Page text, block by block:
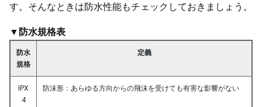
す。そんなときは防水性能もチェックしておきましょう。
▼防水規格表
防水
規格
定義
IPX
4
防沫形：あらゆる方向からの飛沫を受けても有害な影響がない